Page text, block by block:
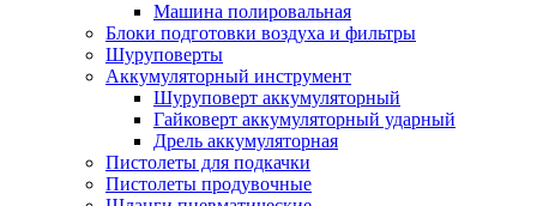
Машина полировальная
Блоки подготовки воздуха и фильтры
Шуруповерты
Аккумуляторный инструмент
Шуруповерт аккумуляторный
Гайковерт аккумуляторный ударный
Дрель аккумуляторная
Пистолеты для подкачки
Пистолеты продувочные